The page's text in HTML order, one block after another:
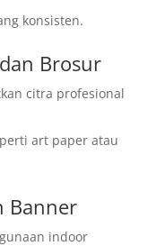
konsisten.
Brosur
citra profesional
art paper atau
Banner
indoor